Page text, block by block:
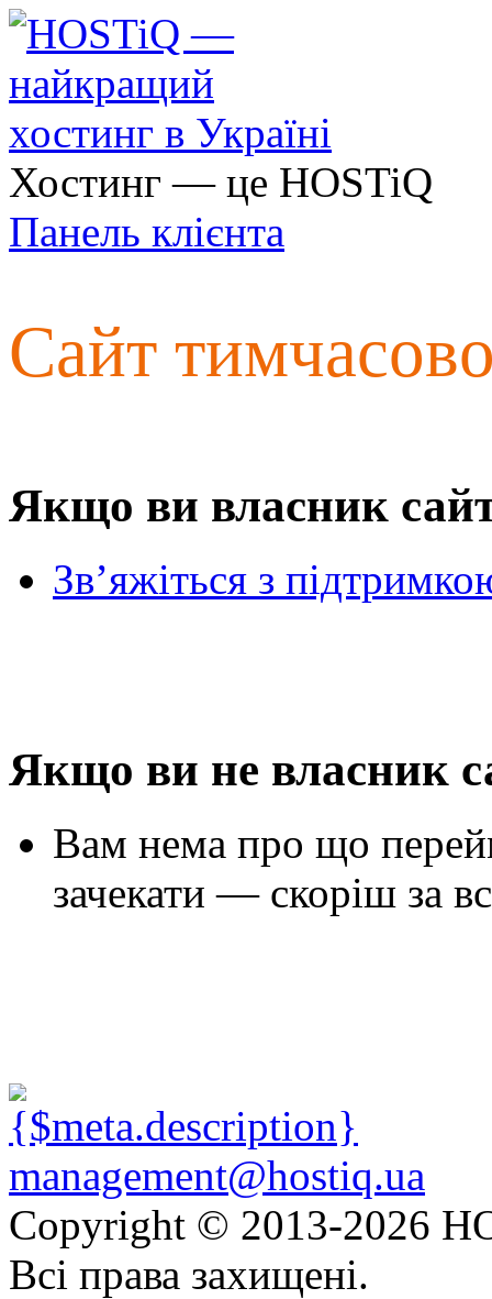
Хостинг — це HOSTiQ
Панель клієнта
Сайт
Якщо ви власник
Зв’яжіться з
Якщо ви не власник
Вам нема про що
зачекати — скоріш за
management@hostiq.ua
Copyright © 2013-2026
Всі права захищені.